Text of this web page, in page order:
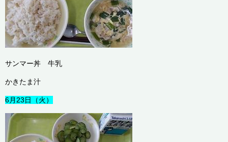
サンマー丼 牛乳
かきたま汁
6月23日（火）